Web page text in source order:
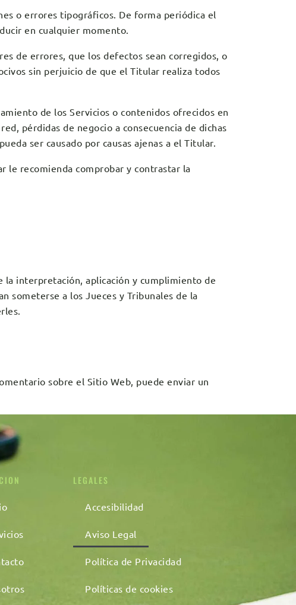
o errores tipográficos. De forma periódica el
en cualquier momento.
de errores, que los defectos sean corregidos, o
sin perjuicio de que el Titular realiza todos
de los Servicios o contenidos ofrecidos en
pérdidas de negocio a consecuencia de dichas
ser causado por causas ajenas a el Titular.
le recomienda comprobar y contrastar la
la interpretación, aplicación y cumplimiento de
someterse a los Jueces y Tribunales de la
sobre el Sitio Web, puede enviar un
LEGALES
Accesibilidad
Aviso Legal
Política de Privacidad
Políticas de cookies